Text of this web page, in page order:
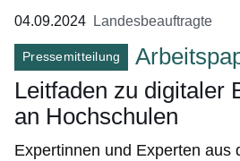
04.09.2024 Landesbeauftragte
Pressemitteilung
Leitfaden zu digitaler
an Hochschulen
Expertinnen und Experten aus